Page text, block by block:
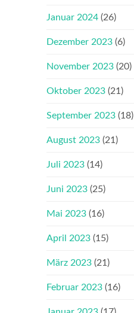
Januar 2024 (26)
Dezember 2023 (6)
November 2023 (20)
Oktober 2023 (21)
September 2023 (18)
August 2023 (21)
Juli 2023 (14)
Juni 2023 (25)
Mai 2023 (16)
April 2023 (15)
März 2023 (21)
Februar 2023 (16)